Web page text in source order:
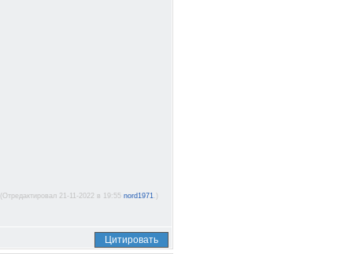
(Отредактировал 21-11-2022 в 19:55 nord1971.)
Цитировать